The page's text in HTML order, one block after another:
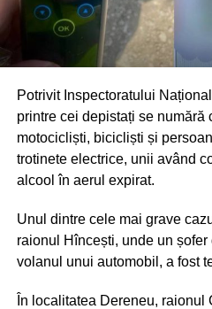
Potrivit Inspectoratului
printre cei depistați se numără
motocicliști, bicicliști și
trotinete electrice, unii având
alcool în aerul expirat.
Unul dintre cele mai grave
raionul Hîncești, unde un
volanul unui automobil, a fost
În localitatea Dereneu,